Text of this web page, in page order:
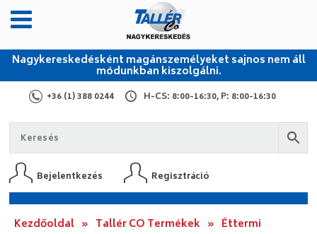
Nagykereskedésként magánszemélyeket sajnos nem áll
módunkban kiszolgálni.
+36 (1) 388 0244 H-CS: 8:00-16:30, P: 8:00-16:30
Bejelentkezés Regisztráció
Kezdőoldal » Tallér CO Termékek » Éttermi